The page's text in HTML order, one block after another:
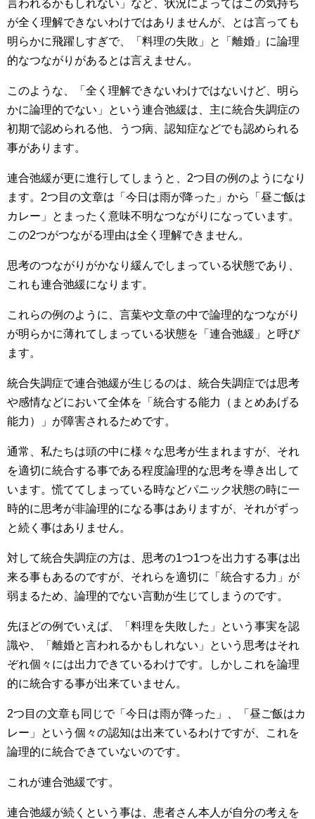
言われるかもしれない」など、状況によってはこの気持ち
が全く理解できないわけではありませんが、とは言っても
明らかに飛躍しすぎで、「料理の失敗」と「離婚」に論理
的なつながりがあるとは言えません。
このような、「全く理解できないわけではないけど、明ら
かに論理的でない」という連合弛緩は、主に統合失調症の
初期で認められる他、うつ病、認知症などでも認められる
事があります。
連合弛緩が更に進行してしまうと、2つ目の例のようになり
ます。2つ目の文章は「今日は雨が降った」から「昼ご飯は
カレー」とまったく意味不明なつながりになっています。
この2つがつながる理由は全く理解できません。
思考のつながりがかなり緩んでしまっている状態であり、
これも連合弛緩になります。
これらの例のように、言葉や文章の中で論理的なつながり
が明らかに薄れてしまっている状態を「連合弛緩」と呼び
ます。
統合失調症で連合弛緩が生じるのは、統合失調症では思考
や感情などにおいて全体を「統合する能力（まとめあげる
能力）」が障害されるためです。
通常、私たちは頭の中に様々な思考が生まれますが、それ
を適切に統合する事である程度論理的な思考を導き出して
います。慌ててしまっている時などパニック状態の時に一
時的に思考が非論理的になる事はありますが、それがずっ
と続く事はありません。
対して統合失調症の方は、思考の1つ1つを出力する事は出
来る事もあるのですが、それらを適切に「統合する力」が
弱まるため、論理的でない言動が生じてしまうのです。
先ほどの例でいえば、「料理を失敗した」という事実を認
識や、「離婚と言われるかもしれない」という思考はそれ
ぞれ個々には出力できているわけです。しかしこれを論理
的に統合する事が出来ていません。
2つ目の文章も同じで「今日は雨が降った」、「昼ご飯はカ
レー」という個々の認知は出来ているわけですが、これを
論理的に統合できていないのです。
これが連合弛緩です。
連合弛緩が続くという事は、患者さん本人が自分の考えを